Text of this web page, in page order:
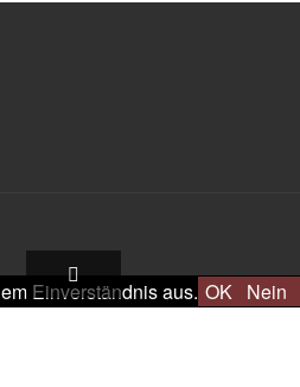
Einverständnis aus. OK Nein